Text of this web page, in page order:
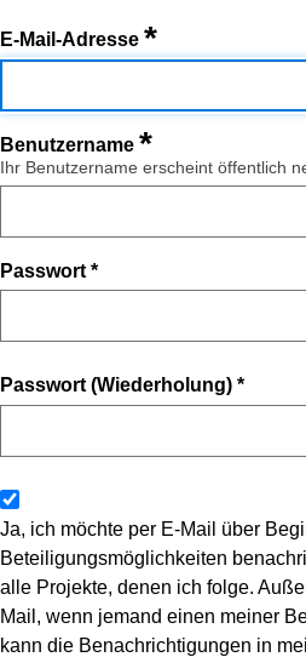
E-Mail-Adresse *
Benutzername *
Ihr Benutzername erscheint öffentlich
Passwort *
Passwort (Wiederholung) *
Ja, ich möchte per E-Mail über
Beteiligungsmöglichkeiten
alle Projekte, denen ich folge.
Mail, wenn jemand einen meiner
kann die Benachrichtigungen in